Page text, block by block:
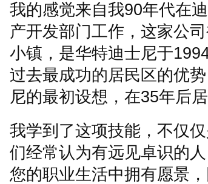
我的感觉来自我90年代在
产开发部门工作，这家公
小镇，是华特迪士尼于
过去最成功的居民区的优
尼的最初设想，在35年后
我学到了这项技能，不仅
们经常认为有远见卓识的
您的职业生活中拥有愿景